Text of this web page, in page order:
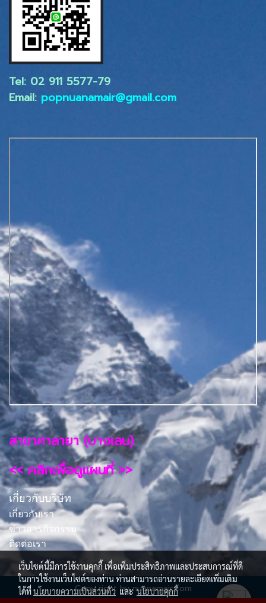
Tel: 02 ​911 5577-79
Email: popnuanamair@gmail.com
สาขาศาลายา (บางเลน)
<< คลิกเพื่อดูแผนที่ >>
เกี่ยวกับบริษัท
เกี่ยวกับเรา
ข่าวสารกิจกรรม
ติดต่อเรา
Copy right by nuanamair.com
เว็บไซต์นี้มีการใช้งานคุกกี้ เพื่อเพิ่มประสิทธิภาพและประสบการณ์ที่ดี
ในการใช้งานเว็บไซต์ของท่าน ท่านสามารถอ่านรายละเอียดเพิ่มเติม
ได้ที่นโยบายความเป็นส่วนตัวและนโยบายคุกกี้